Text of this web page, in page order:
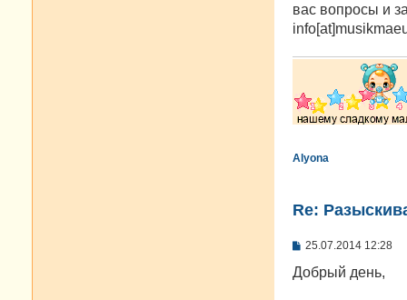
вас вопросы и
Alyona
Re:
С
о
б
25.07.2014 12:28
Добрый день,